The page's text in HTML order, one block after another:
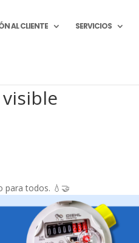
AL CLIENTE SERVICIOS
para todos. 💧🤝